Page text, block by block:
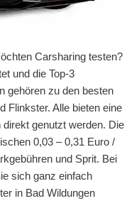
Carsharing testen?
und die Top-3
gehören zu den besten
Flinkster. Alle bieten eine
genutzt werden. Die
0,03 – 0,31 Euro /
und Sprit. Bei
sich ganz einfach
in Bad Wildungen